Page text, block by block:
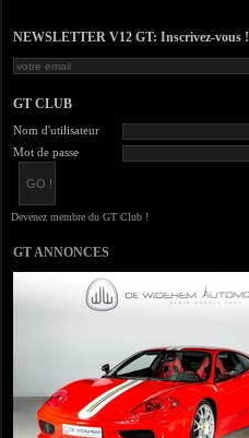
NEWSLETTER V12 GT: Inscrivez-vous !
GT CLUB
Nom d'utilisateur
Mot de passe
GT ANNONCES